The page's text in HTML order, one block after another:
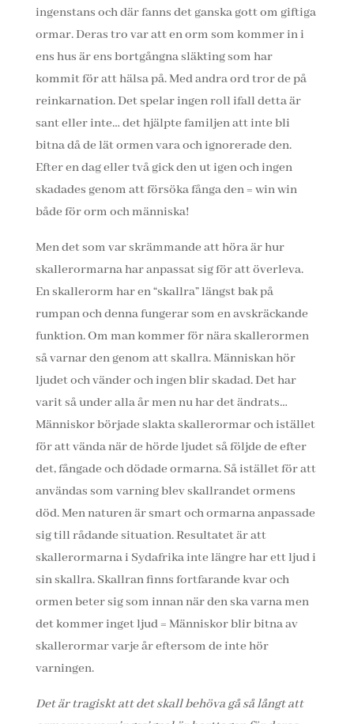
ingenstans och där fanns det ganska gott om giftiga
ormar. Deras tro var att en orm som kommer in i
ens hus är ens bortgångna släkting som har
kommit för att hälsa på. Med andra ord tror de på
reinkarnation. Det spelar ingen roll ifall detta är
sant eller inte… det hjälpte familjen att inte bli
bitna då de lät ormen vara och ignorerade den.
Efter en dag eller två gick den ut igen och ingen
skadades genom att försöka fånga den = win win
både för orm och människa!
Men det som var skrämmande att höra är hur
skallerormarna har anpassat sig för att överleva.
En skallerorm har en “skallra” längst bak på
rumpan och denna fungerar som en avskräckande
funktion. Om man kommer för nära skallerormen
så varnar den genom att skallra. Människan hör
ljudet och vänder och ingen blir skadad. Det har
varit så under alla år men nu har det ändrats…
Människor började slakta skallerormar och istället
för att vända när de hörde ljudet så följde de efter
det, fångade och dödade ormarna. Så istället för att
användas som varning blev skallrandet ormens
död. Men naturen är smart och ormarna anpassade
sig till rådande situation. Resultatet är att
skallerormarna i Sydafrika inte längre har ett ljud i
sin skallra. Skallran finns fortfarande kvar och
ormen beter sig som innan när den ska varna men
det kommer inget ljud = Människor blir bitna av
skallerormar varje år eftersom de inte hör
varningen.
Det är tragiskt att det skall behöva gå så långt att